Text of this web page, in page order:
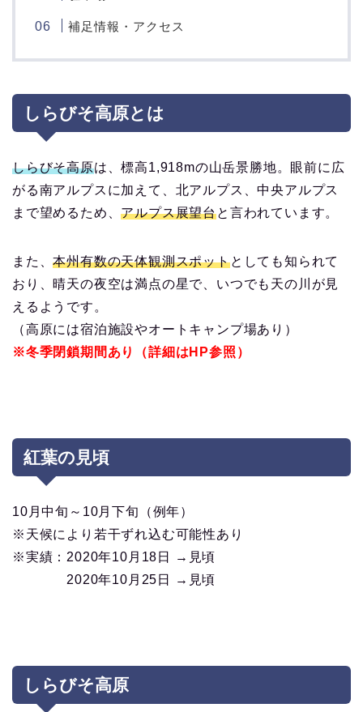
補足情報・アクセス
しらびそ高原とは
しらびそ高原は、標高1,918mの山岳景勝地。眼前に広
がる南アルプスに加えて、北アルプス、中央アルプス
まで望めるため、アルプス展望台と言われています。
また、本州有数の天体観測スポットとしても知られて
おり、晴天の夜空は満点の星で、いつでも天の川が見
えるようです。
（高原には宿泊施設やオートキャンプ場あり）
※冬季閉鎖期間あり（詳細はHP参照）
紅葉の見頃
10月中旬～10月下旬（例年）
※天候により若干ずれ込む可能性あり
※実績：2020年10月18日 →見頃
2020年10月25日 →見頃
しらびそ高原